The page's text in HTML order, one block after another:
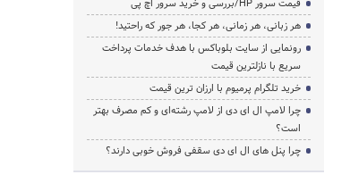
قیمت سرور HP/بررسی و خرید سرور اچ پی
هر زبانی، هر زمانی، هر کجا، هر جور که راحتید!
رونمایی از سایت بلوباکس با هدف خدمات پرداخت
سریع با نازلترین قیمت
خرید تلگرام پرمیوم با ارزان ترین قیمت
چرا لامپ ال ای دی از لامپ رشته‌ای و کم مصرف بهتر
است؟
چرا پنل های ال ای دی سقفی فروش خوبی دارند؟